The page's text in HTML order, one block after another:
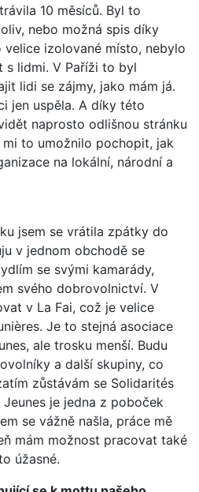
10 měsíců. Byl to
nebo možná spis díky
velice izolované místo, nebylo
s lidmi. V Paříži to byl
lidi se zájmy, jako mám já.
jen uspěla. A díky této
naprosto odlišnou stránku
to umožnilo pochopit, jak
na lokální, národní a
jsem se vrátila zpátky do
v jednom obchodě se
se svými kamarády,
svého dobrovolnictví. V
v La Fai, což je velice
Je to stejná asociace
ale trosku menší. Budu
a další skupiny, co
zůstávám se Solidarités
je jedna z poboček
se vážně našla, práce mě
mám možnost pracovat také
úžasné.